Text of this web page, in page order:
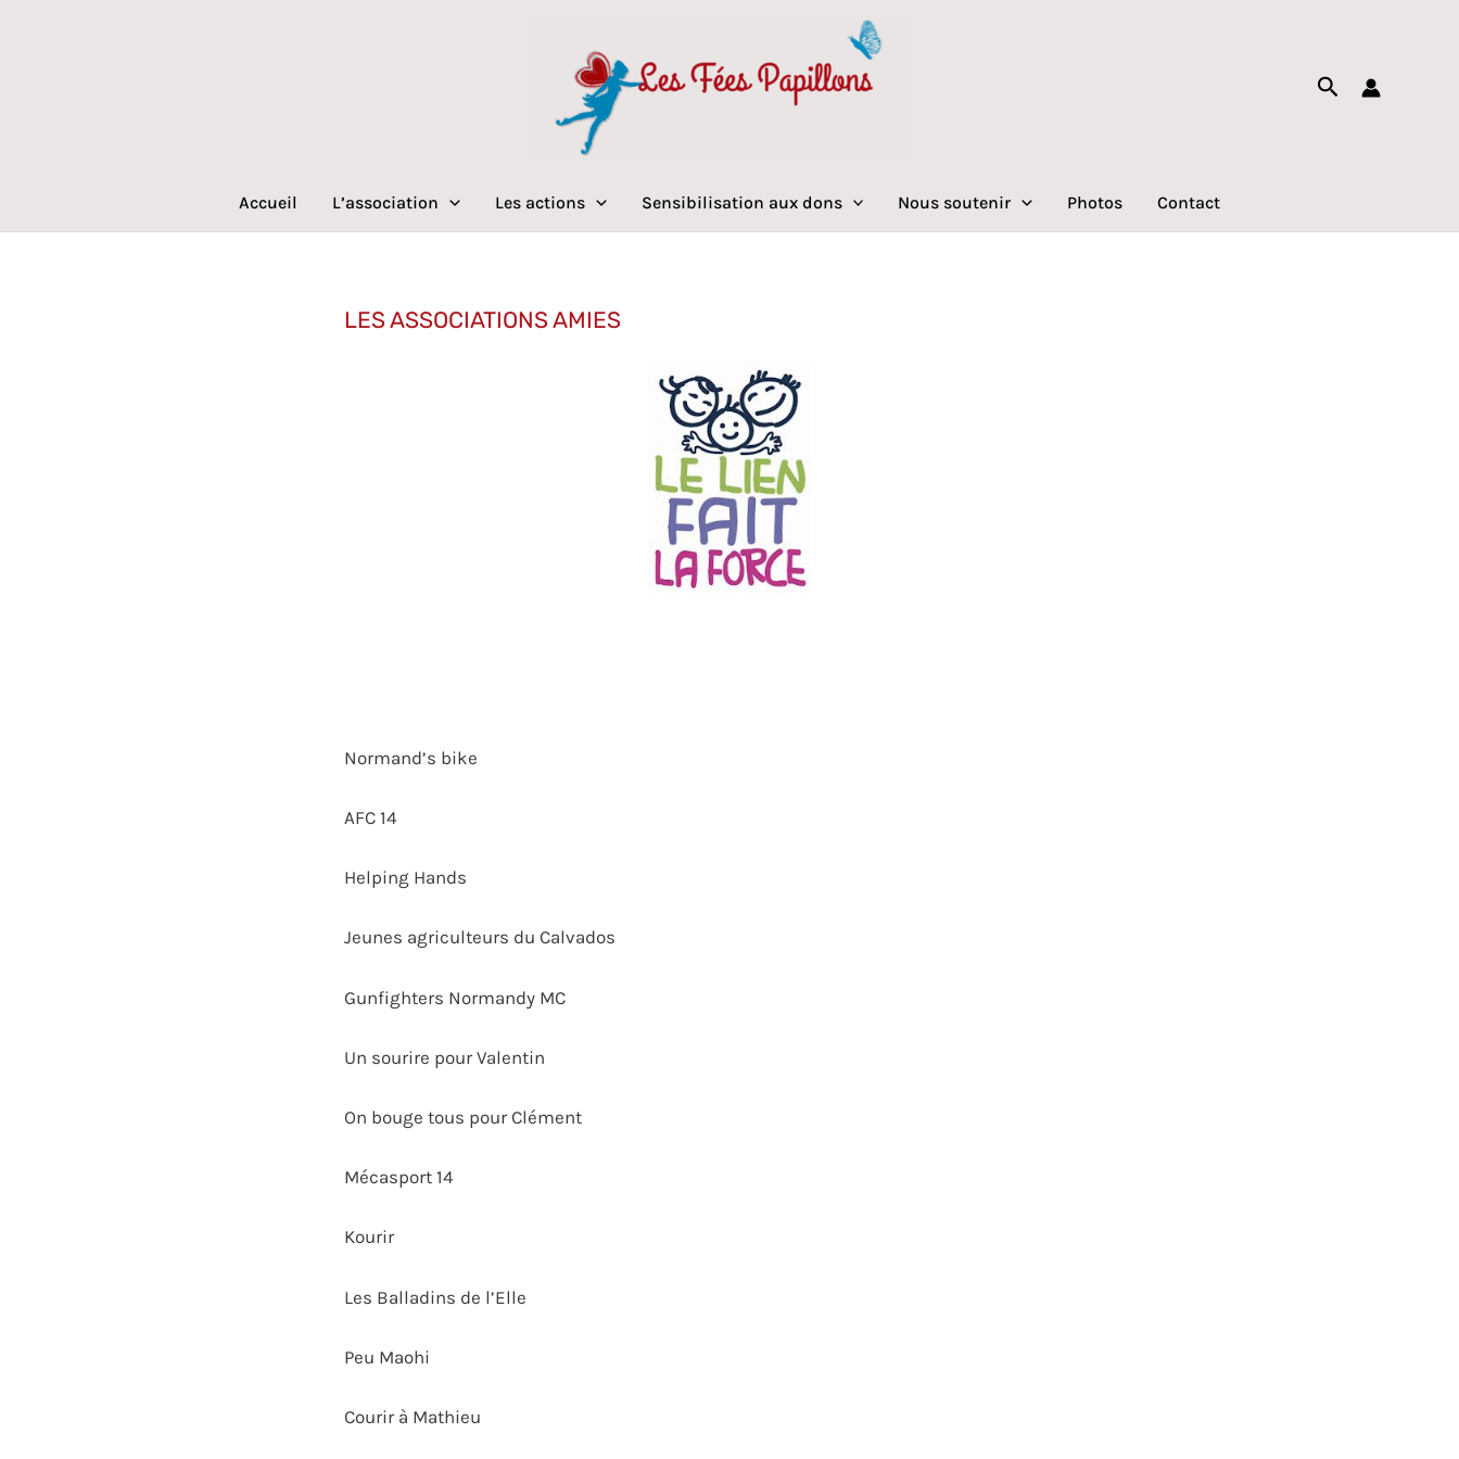
Rechercher
Accueil L’association Les actions Sensibilisation aux dons Nous soutenir Photos Contact
LES ASSOCIATIONS AMIES
Normand’s bike
AFC 14
Helping Hands
Jeunes agriculteurs du Calvados
Gunfighters Normandy MC
Un sourire pour Valentin
On bouge tous pour Clément
Mécasport 14
Kourir
Les Balladins de l’Elle
Peu Maohi
Courir à Mathieu